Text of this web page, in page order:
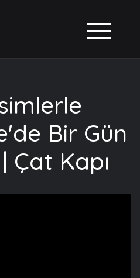
Bir Gün
Çat Kapı